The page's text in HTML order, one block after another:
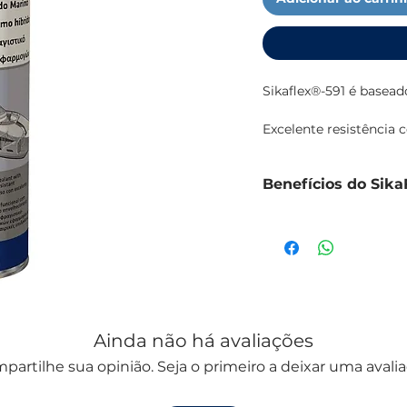
Sikaflex®-591 é
Excelente resistência
É um selante
de vista
Benefícios do
exterior; –
Elevado
Ainda não há avaliações
sua opinião. Seja o primeiro a deixar uma